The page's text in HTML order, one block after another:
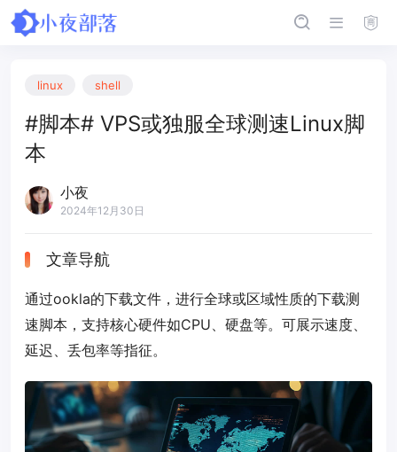
linux shell
#脚本# VPS或独服全球测速Linux脚
本
小夜
2024年12月30日
文章导航
通过ookla的下载文件，进行全球或区域性质的下载测
速脚本，支持核心硬件如CPU、硬盘等。可展示速度、
延迟、丢包率等指征。